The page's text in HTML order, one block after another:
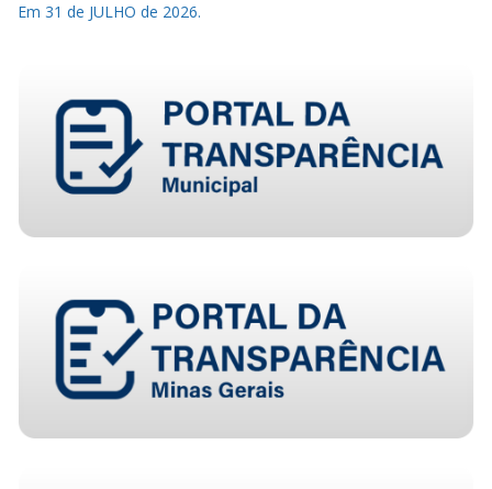
Em 31 de JULHO de 2026.